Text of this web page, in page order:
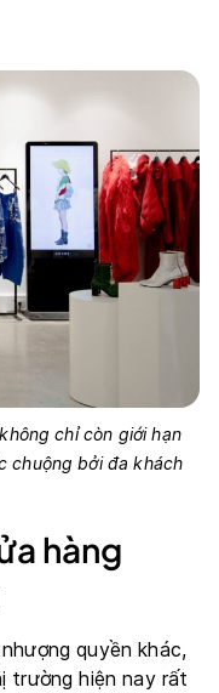
chỉ còn giới hạn
chuộng bởi đa khách
hàng
quyền khác,
trường hiện nay rất